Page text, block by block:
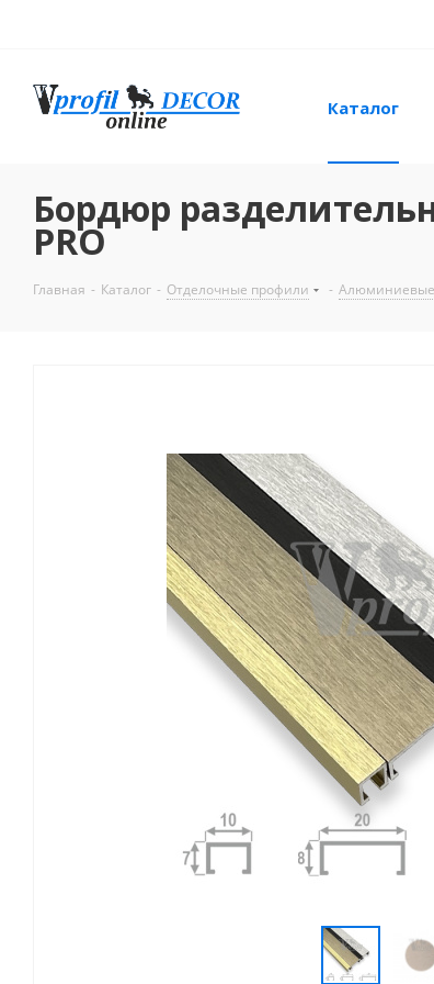
Каталог
Бордюр
PRO
Главная - Каталог - Отделочные профили -